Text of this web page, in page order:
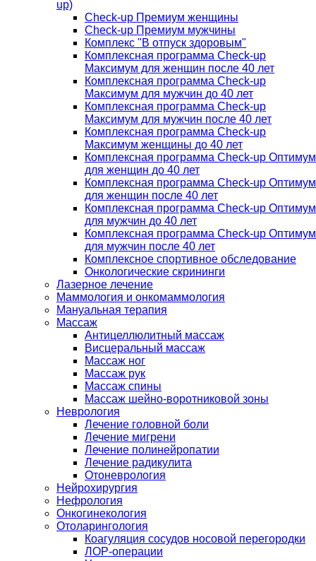
up)
Check-up Премиум женщины
Check-up Премиум мужчины
Комплекс "В отпуск здоровым"
Комплексная программа Check-up
Максимум для женщин после 40 лет
Комплексная программа Check-up
Максимум для мужчин до 40 лет
Комплексная программа Check-up
Максимум для мужчин после 40 лет
Комплексная программа Check-up
Максимум женщины до 40 лет
Комплексная программа Check-up Оптимум
для женщин до 40 лет
Комплексная программа Check-up Оптимум
для женщин после 40 лет
Комплексная программа Check-up Оптимум
для мужчин до 40 лет
Комплексная программа Check-up Оптимум
для мужчин после 40 лет
Комплексное спортивное обследование
Онкологические скрининги
Лазерное лечение
Маммология и онкомаммология
Мануальная терапия
Массаж
Антицеллюлитный массаж
Висцеральный массаж
Массаж ног
Массаж рук
Массаж спины
Массаж шейно-воротниковой зоны
Неврология
Лечение головной боли
Лечение мигрени
Лечение полинейропатии
Лечение радикулита
Отоневрология
Нейрохирургия
Нефрология
Онкогинекология
Отоларингология
Коагуляция сосудов носовой перегородки
ЛОР-операции